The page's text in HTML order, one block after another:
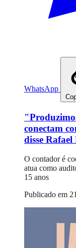
WhatsApp
conectam
disse
O contador é
atua como
15 anos
Publicado em